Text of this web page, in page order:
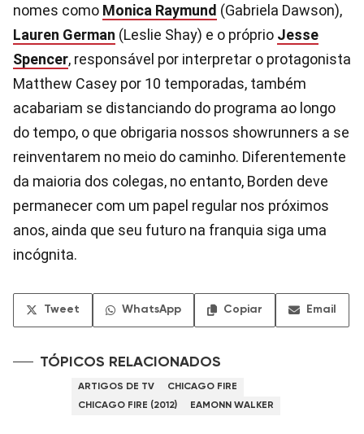
nomes como Monica Raymund (Gabriela Dawson),
Lauren German (Leslie Shay) e o próprio Jesse
Spencer, responsável por interpretar o protagonista
Matthew Casey por 10 temporadas, também
acabariam se distanciando do programa ao longo
do tempo, o que obrigaria nossos showrunners a se
reinventarem no meio do caminho. Diferentemente
da maioria dos colegas, no entanto, Borden deve
permanecer com um papel regular nos próximos
anos, ainda que seu futuro na franquia siga uma
incógnita.
Tweet WhatsApp Copiar Email
TÓPICOS RELACIONADOS
ARTIGOS DE TV
CHICAGO FIRE
CHICAGO FIRE (2012)
EAMONN WALKER